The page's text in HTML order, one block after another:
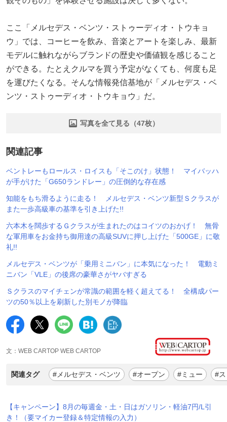
ここ「メルセデス・ベンツ・ストゥーディオ・トウキョ
ウ」では、コーヒーを飲み、音楽とアートを楽しみ、最新
モデルに触れながらブランドの歴史や価値観を感じること
ができる。たとえクルマを買う予定がなくても、何度も足
を運びたくなる。そんな情報発信基地が「メルセデス・ベ
ンツ・ストゥーディオ・トウキョウ」だ。
写真を全て見る（47枚）
関連記事
ベントレーもロールス・ロイスも「そこのけ」状態！ マイバッハ
が手がけた「G650ランドレー」の圧倒的な存在感
知能をもち滑るように走る！ メルセデス・ベンツ新型Ｓクラスが
また一歩高級車の基準を引き上げた!!
六本木を闊歩するＧクラスが生まれたのはコイツのおかげ！ 無骨
な軍用車をお金持ち御用達の高級SUVに押し上げた「500GE」に敬
礼!!
メルセデス・ベンツが「乗用ミニバン」に本気になった！ 電動ミ
ニバン「VLE」の後席の豪華さがヤバすぎる
Ｓクラスのマイチェンが常識の範囲を軽く超えてる！ 全構成パー
ツの50％以上を刷新した別モノが降臨
文：WEB CARTOP WEB CARTOP
関連タグ #メルセデス・ベンツ #オープン #ミュー #
【キャンペーン】8月の毎週金・土・日はガソリン・軽油7円/L引
き！（要マイカー登録＆特定情報の入力）